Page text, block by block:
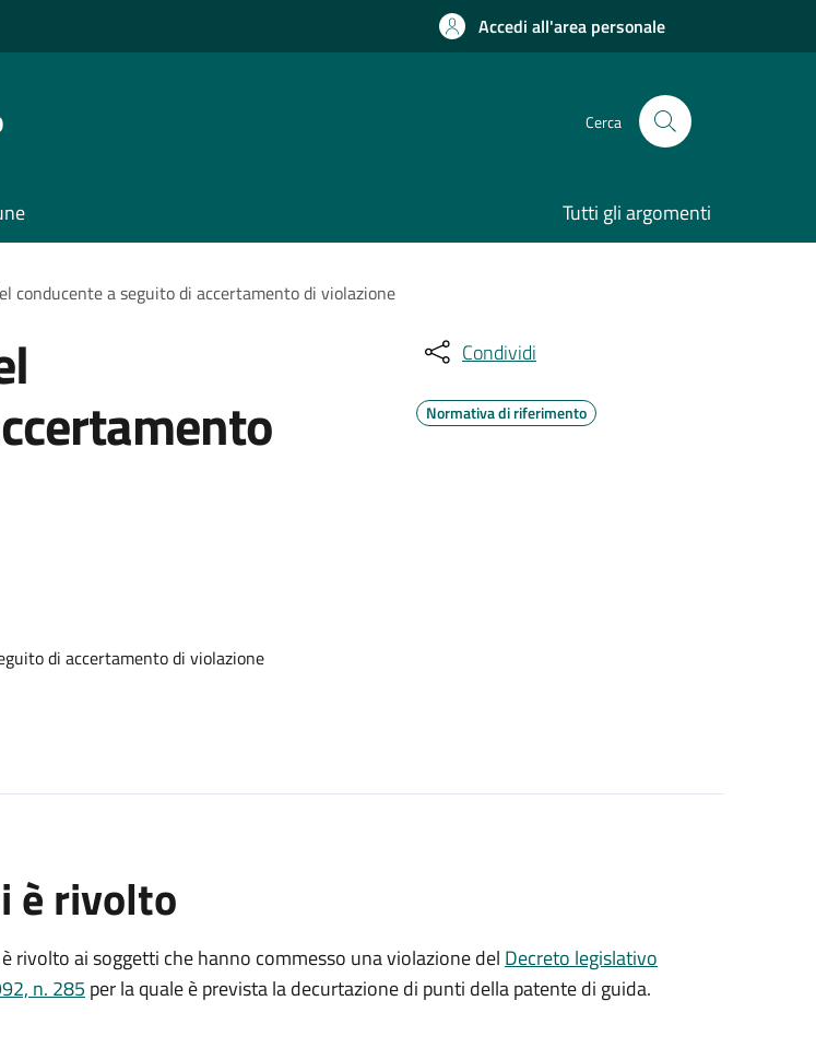
Accedi all'area personale
Cerca
Tutti gli argomenti
conducente a seguito di accertamento di violazione
di accertamento di violazione
Condividi
Normativa di riferimento
è rivolto
rivolto ai soggetti che hanno commesso una violazione del Decreto legislativo
n. 285 per la quale è prevista la decurtazione di punti della patente di guida.